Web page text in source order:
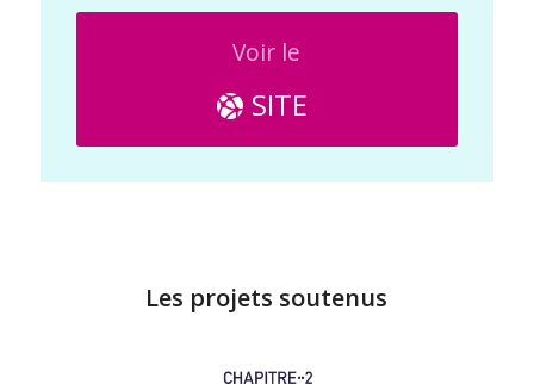
Voir le
SITE
Les projets soutenus